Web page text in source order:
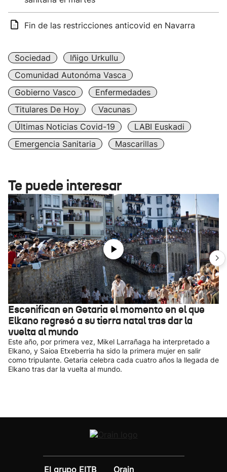
Fin de las restricciones anticovid en Navarra
Sociedad
Iñigo Urkullu
Comunidad Autonóma Vasca
Gobierno Vasco
Enfermedades
Titulares De Hoy
Vacunas
Últimas Noticias Covid-19
LABI Euskadi
Emergencia Sanitaria
Mascarillas
Te puede interesar
Escenifican en Getaria el momento en el que
Elkano regresó a su tierra natal tras dar la
vuelta al mundo
Este año, por primera vez, Mikel Larrañaga ha interpretado a
Elkano, y Saioa Etxeberria ha sido la primera mujer en salir
como tripulante. Getaria celebra cada cuatro años la llegada de
Elkano tras dar la vuelta al mundo.
El grupo EITB
Orain